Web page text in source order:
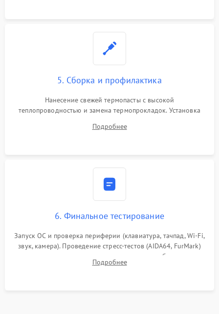
5. Сборка и профилактика
Нанесение свежей термопасты с высокой
теплопроводностью и замена термопрокладок. Установка
шлейфов, модулей памяти и накопителей. Предварительная
Подробнее
6. Финальное тестирование
Запуск ОС и проверка периферии (клавиатура, тачпад, Wi-Fi,
звук, камера). Проведение стресс-тестов (AIDA64, FurMark)
для контроля температурного режима и стабильности
системы под пиковой нагрузкой.
Подробнее